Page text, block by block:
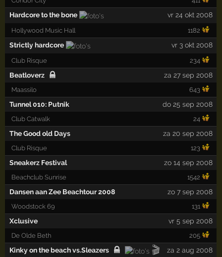
Hardcore to the bone vr 24 okt 2008
Hollywood Music Hall 1182
Strictly hardcore vr 3 okt 2008
Club Risque 234
Beatloverz za 27 sep 2008
Maassilo 643
Tunnel 010: Putnik do 25 sep 2008
Club Catwalk 24
The Good old Days za 20 sep 2008
Club Risque 123
Sneakerz Festival zo 14 sep 2008
Beachclub Sunrise 1542
Dansen aan Zee Beachtour 2008 zo 7 sep 2008
Woodstock 69 131
Xclusive vr 5 sep 2008
De Olde Beth 205
Kinky on the beach vs.Sleazers 🎬 za 2 aug 2008